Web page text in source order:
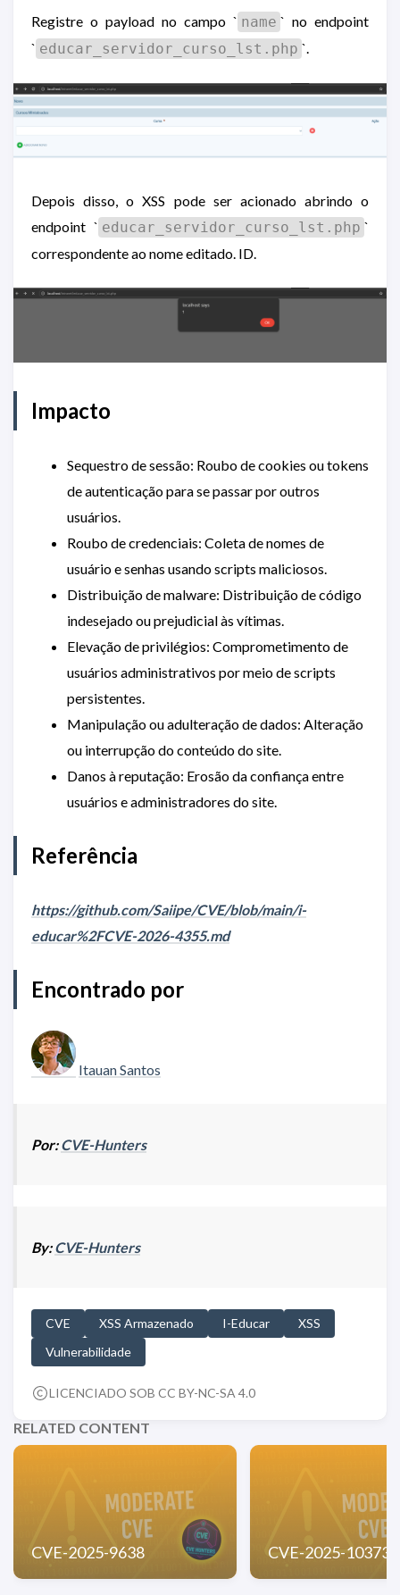
Registre o payload no campo ` name ` no endpoint
` educar_servidor_curso_lst.php `.
Depois disso, o XSS pode ser acionado abrindo o
endpoint ` educar_servidor_curso_lst.php `
correspondente ao nome editado. ID.
Impacto
Sequestro de sessão: Roubo de cookies ou tokens
de autenticação para se passar por outros
usuários.
Roubo de credenciais: Coleta de nomes de
usuário e senhas usando scripts maliciosos.
Distribuição de malware: Distribuição de código
indesejado ou prejudicial às vítimas.
Elevação de privilégios: Comprometimento de
usuários administrativos por meio de scripts
persistentes.
Manipulação ou adulteração de dados: Alteração
ou interrupção do conteúdo do site.
Danos à reputação: Erosão da confiança entre
usuários e administradores do site.
Referência
https://github.com/Saiipe/CVE/blob/main/i-
educar%2FCVE-2026-4355.md
Encontrado por
Itauan Santos
Por:CVE-Hunters
By:CVE-Hunters
CVE XSS Armazenado I-Educar
XSS
Vulnerabilidade
LICENCIADO SOB CC BY-NC-SA 4.0
RELATED CONTENT
CVE-2025-9638 CVE-2025-10373